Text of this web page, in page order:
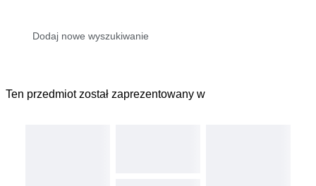
Ten przedmiot został zaprezentowany w